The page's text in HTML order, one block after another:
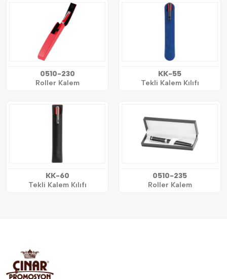
0510-230
Roller Kalem
KK-55
Tekli Kalem Kılıfı
KK-60
Tekli Kalem Kılıfı
0510-235
Roller Kalem